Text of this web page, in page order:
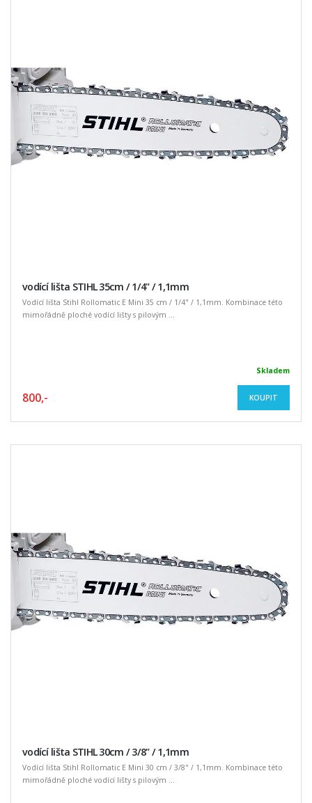
vodící lišta STIHL 35cm / 1/4" / 1,1mm
Vodící lišta Stihl Rollomatic E Mini 35 cm / 1/4" / 1,1mm. Kombinace této
mimořádně ploché vodící lišty s pilovým ...
Skladem
800,- KOUPIT
vodící lišta STIHL 30cm / 3/8" / 1,1mm
Vodící lišta Stihl Rollomatic E Mini 30 cm / 3/8" / 1,1mm. Kombinace této
mimořádně ploché vodící lišty s pilovým ...